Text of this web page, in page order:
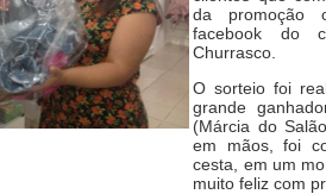
da promoção
facebook do
Churrasco.
O sorteio foi
grande
(Márcia do
em mãos, foi
cesta, em um
muito feliz com